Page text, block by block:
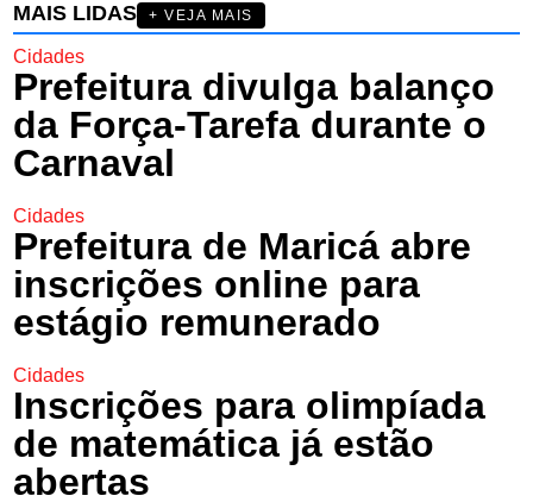
MAIS LIDAS + VEJA MAIS
Cidades
Prefeitura divulga balanço
da Força-Tarefa durante o
Carnaval
Cidades
Prefeitura de Maricá abre
inscrições online para
estágio remunerado
Cidades
Inscrições para olimpíada
de matemática já estão
abertas